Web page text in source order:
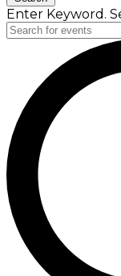
Enter Keyword.